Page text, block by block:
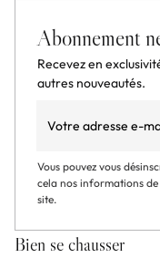
Abonnement
Recevez en
autres nouveautés.
Vous pouvez vous
cela nos informations
site.
Bien se chausser